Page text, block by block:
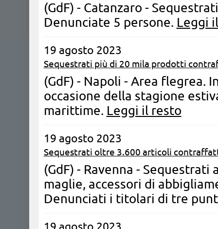
(GdF) - Catanzaro -
Denunciate 5 persone. Leggi
19 agosto 2023
Sequestrati più di 20 mila prodotti
(GdF) - Napoli - Area flegrea.
occasione della stagione
marittime. Leggi il resto
19 agosto 2023
Sequestrati oltre 3.600 articoli
(GdF) - Ravenna -
maglie, accessori di
Denunciati i titolari di tre
19 agosto 2023